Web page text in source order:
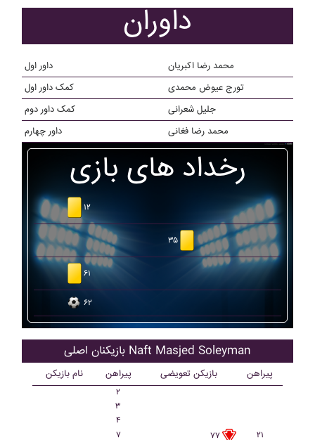
داوران
داور اول
محمد رضا اکبریان
کمک داور اول
تورج عیوض محمدی
کمک داور دوم
جلیل شعرانی
داور چهارم
محمد رضا فغانی
رخداد های بازی
۱۲
۳۵
۶۱
۶۲
بازیکنان اصلی Naft Masjed Soleyman
نام بازیکن پیراهن بازیکن تعویضی پیراهن
۲
۳
۴
۷
۷۷
۲۱